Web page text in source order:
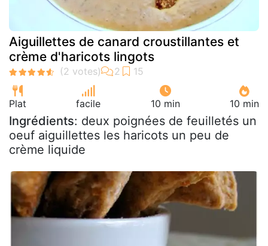
Aiguillettes de canard croustillantes et
crème d'haricots lingots
Plat facile 10 min 10 min
Ingrédients: deux poignées de feuilletés un
oeuf aiguillettes les haricots un peu de
crème liquide